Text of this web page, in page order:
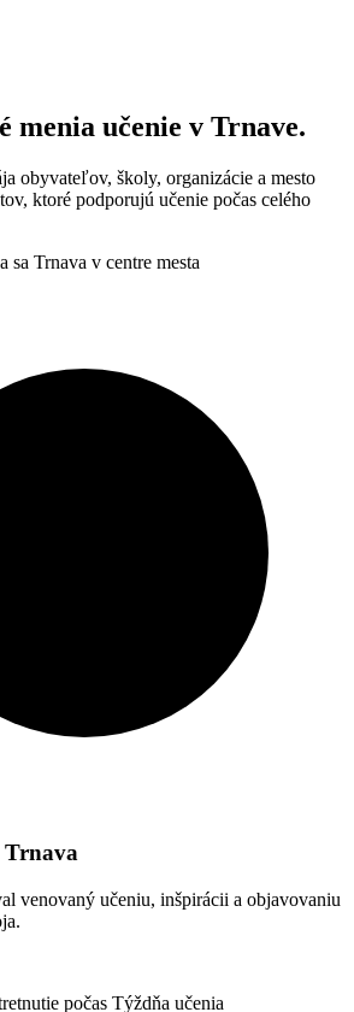
menia učenie v Trnave.
obyvateľov, školy, organizácie a mesto
ktoré podporujú učenie počas celého
Trnava
venovaný učeniu, inšpirácii a objavovaniu